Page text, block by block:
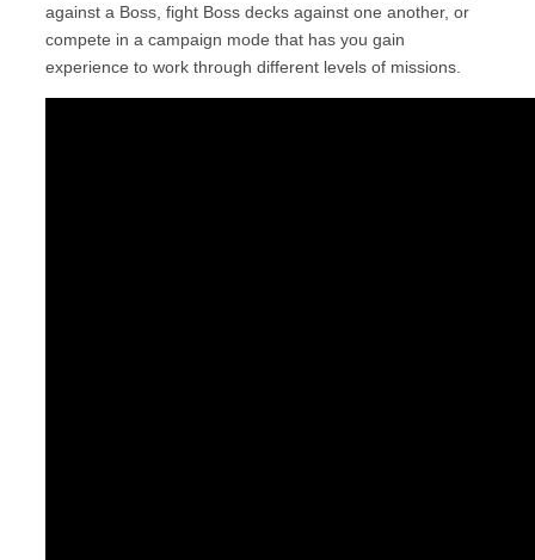
against a Boss, fight Boss decks against one another, or
compete in a campaign mode that has you gain
experience to work through different levels of missions.